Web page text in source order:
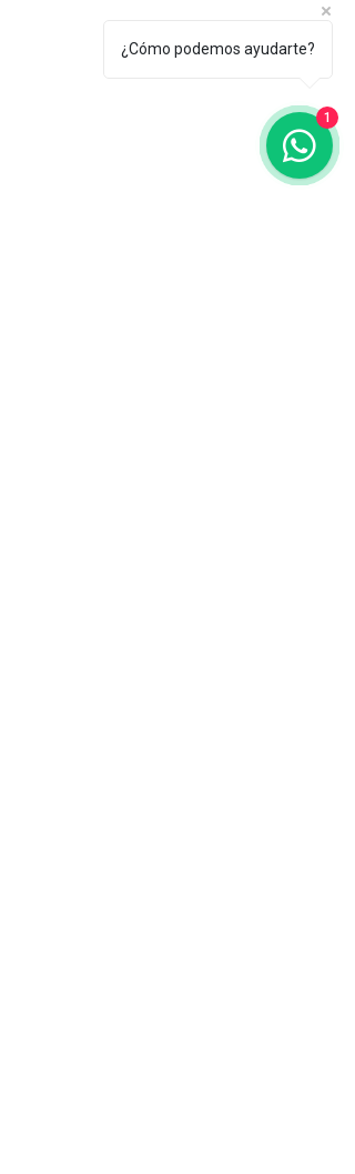
¿Cómo podemos ayudarte?
1